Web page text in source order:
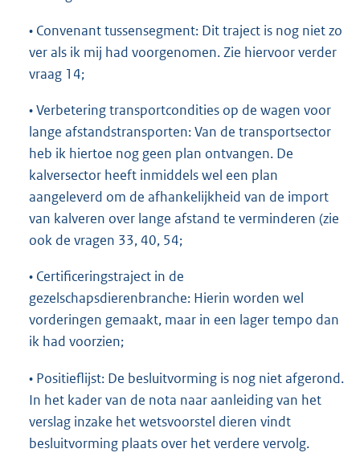
• Convenant tussensegment: Dit traject is nog niet zo
ver als ik mij had voorgenomen. Zie hiervoor verder
vraag 14;
• Verbetering transportcondities op de wagen voor
lange afstandstransporten: Van de transportsector
heb ik hiertoe nog geen plan ontvangen. De
kalversector heeft inmiddels wel een plan
aangeleverd om de afhankelijkheid van de import
van kalveren over lange afstand te verminderen (zie
ook de vragen 33, 40, 54;
• Certificeringstraject in de
gezelschapsdierenbranche: Hierin worden wel
vorderingen gemaakt, maar in een lager tempo dan
ik had voorzien;
• Positieflijst: De besluitvorming is nog niet afgerond.
In het kader van de nota naar aanleiding van het
verslag inzake het wetsvoorstel dieren vindt
besluitvorming plaats over het verdere vervolg.